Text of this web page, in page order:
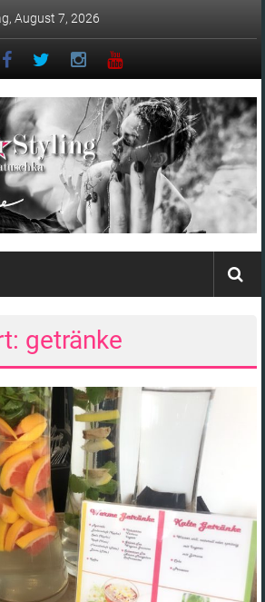
August 7, 2026
getränke